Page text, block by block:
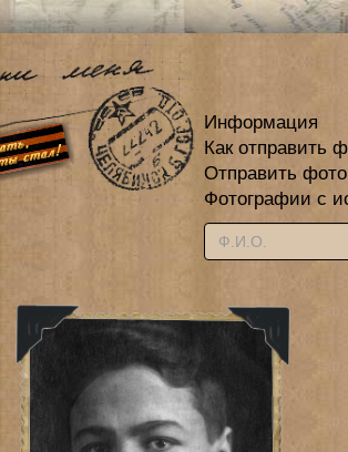
Информация
Как отправить
Отправить
Фотографии с